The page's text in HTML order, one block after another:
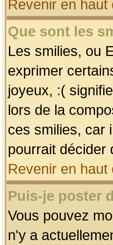
Revenir en haut
Que sont les
Les smilies, ou
exprimer
joyeux, :(
lors de la
ces smilies, car
pourrait décider
Revenir en haut
Puis-je poster
Vous pouvez
n'y a